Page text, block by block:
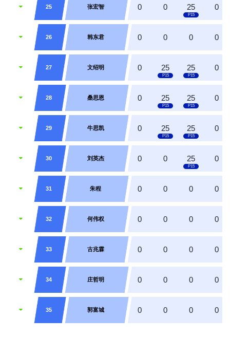
25 张宏智 0 0 25 0
26 韩东君 0 0 0 0
27 文绍明 0 25 25 0
28 桑思恩 0 25 25 0
29 牛思凯 0 25 25 0
30 刘英杰 0 0 25 0
31 朱程 0 0 0 0
32 何伟权 0 0 0 0
33 古兆霖 0 0 0 0
34 庄哲明 0 0 0 0
35 郭富城 0 0 0 0